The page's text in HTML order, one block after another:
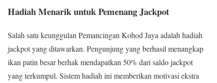
Hadiah Menarik untuk Pemenang Jackpot
Salah satu keunggulan Pemancingan Kohod Jaya adalah hadiah
jackpot yang ditawarkan. Pengunjung yang berhasil menangkap
ikan patin besar berhak mendapatkan 50% dari saldo jackpot
yang terkumpul. Sistem hadiah ini memberikan motivasi ekstra